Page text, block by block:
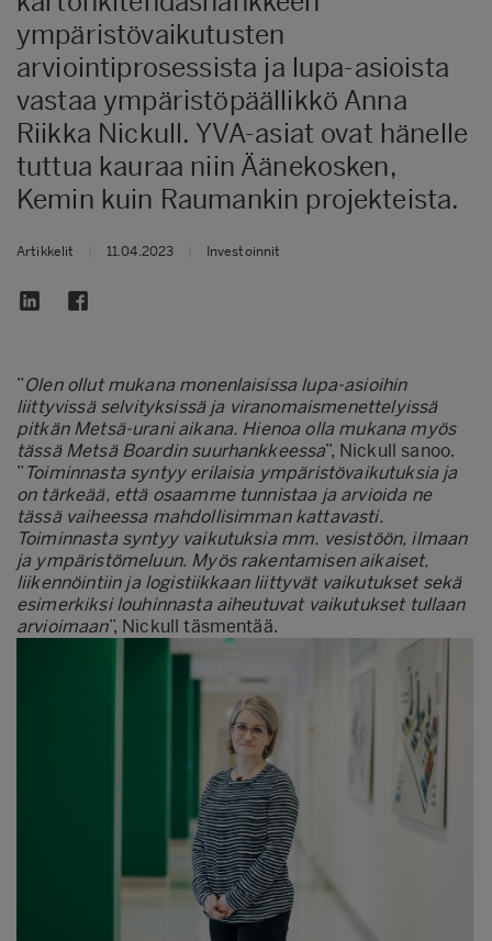
ympäristövaikutusten
arviointiprosessista ja lupa-asioista
vastaa ympäristöpäällikkö Anna
Riikka Nickull. YVA-asiat ovat hänelle
tuttua kauraa niin Äänekosken,
Kemin kuin Raumankin projekteista.
Artikkelit 11.04.2023 Investoinnit
”Olen ollut mukana monenlaisissa lupa-asioihin
liittyvissä selvityksissä ja viranomaismenettelyissä
pitkän Metsä-urani aikana. Hienoa olla mukana myös
tässä Metsä Boardin suurhankkeessa”, Nickull sanoo.
” Toiminnasta syntyy erilaisia ympäristövaikutuksia ja
on tärkeää, että osaamme tunnistaa ja arvioida ne
tässä vaiheessa mahdollisimman kattavasti.
Toiminnasta syntyy vaikutuksia mm. vesistöön, ilmaan
ja ympäristömeluun. Myös rakentamisen aikaiset,
liikennöintiin ja logistiikkaan liittyvät vaikutukset sekä
esimerkiksi louhinnasta aiheutuvat vaikutukset tullaan
arvioimaan”, Nickull täsmentää.